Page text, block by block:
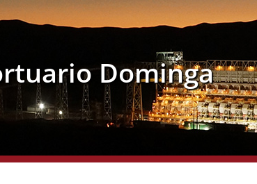
Dominga